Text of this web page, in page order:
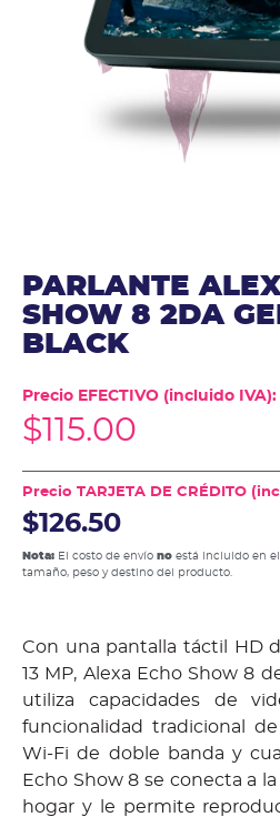
PARLANTE
SHOW 8 2DA
BLACK
Precio EFECTIVO (incluido IVA):
$115.00
Precio TARJETA DE CRÉDITO
$126.50
Nota: El costo de envío no está incluido en
tamaño, peso y destino del producto.
Con una pantalla táctil HD
13 MP, Alexa Echo Show 8
utiliza capacidades de
funcionalidad tradicional
Wi-Fi de doble banda y
Echo Show 8 se conecta a
hogar y le permite